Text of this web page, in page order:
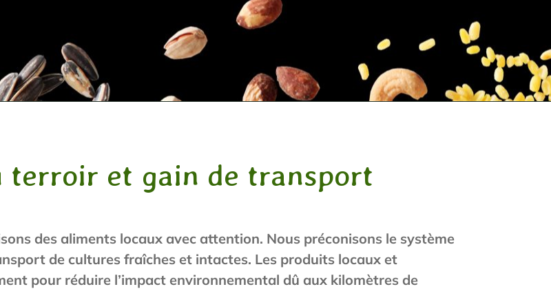
terroir et gain de transport
des aliments locaux avec attention. Nous préconisons le système
de cultures fraîches et intactes. Les produits locaux et
pour réduire l’impact environnemental dû aux kilomètres de